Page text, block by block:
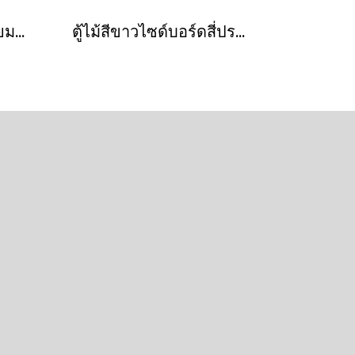
ตู้ไม้ไซด์บอร์ดทรงเหลี่ยมสี่ประตูสีทูโทน ตู้ไม้สีขาวไซด์บอร์ดสี่ประตูแต่งลายนูนช้าง